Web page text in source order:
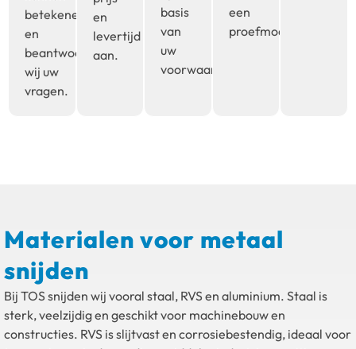
betekenen
en
beantwoorden
wij uw
vragen.
en
levertijd
aan.
basis
van
uw
voorwaarden.
een
proefmodel.
Materialen voor metaal
snijden
Bij TOS snijden wij vooral staal, RVS en aluminium. Staal is
sterk, veelzijdig en geschikt voor machinebouw en
constructies. RVS is slijtvast en corrosiebestendig, ideaal voor